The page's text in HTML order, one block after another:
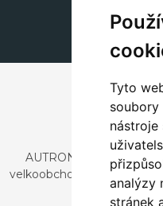
Tyto
soubory
nástroje
analýzy
stránek
AUTRONIC, s.r.o. je
velkoobchodním prodejem
a